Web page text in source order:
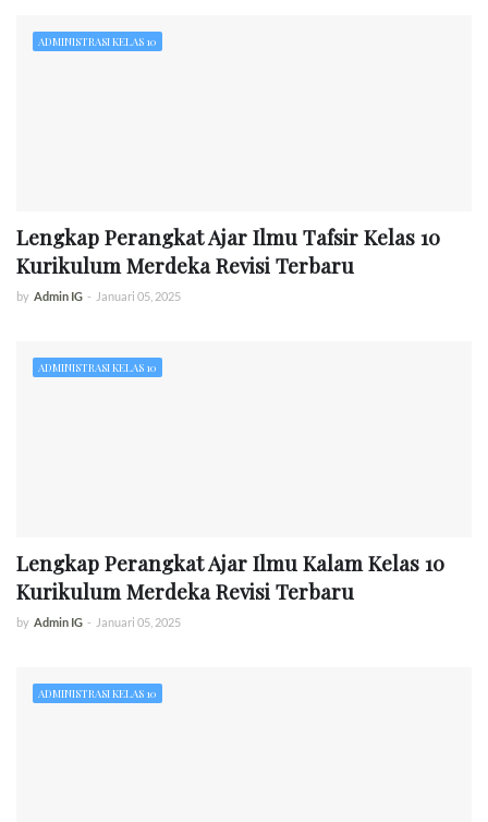
ADMINISTRASI KELAS 10
Lengkap Perangkat Ajar Ilmu Tafsir Kelas 10
Kurikulum Merdeka Revisi Terbaru
by Admin IG - Januari 05, 2025
ADMINISTRASI KELAS 10
Lengkap Perangkat Ajar Ilmu Kalam Kelas 10
Kurikulum Merdeka Revisi Terbaru
by Admin IG - Januari 05, 2025
ADMINISTRASI KELAS 10